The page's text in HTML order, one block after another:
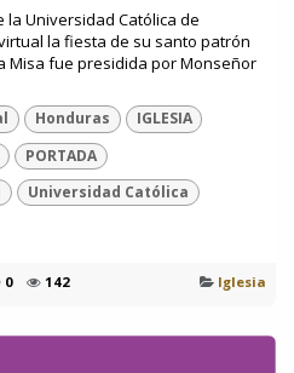
la Universidad Católica de
la fiesta de su santo patrón
Misa fue presidida por Monseñor
Honduras
IGLESIA
PORTADA
Universidad Católica
0 142 Iglesia